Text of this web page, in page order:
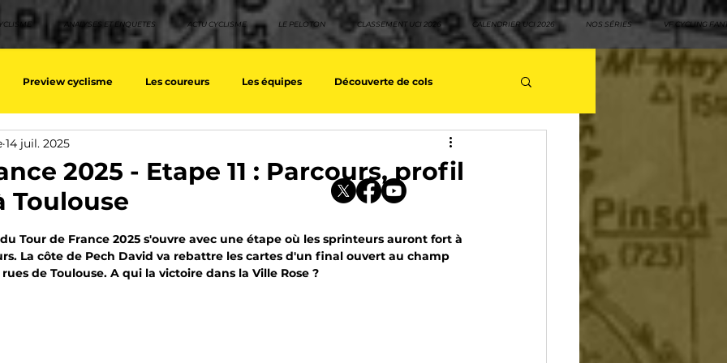
ANALYSES ET ENQUETES ACTU CYCLISME LE PELOTON CLASSEMENT UCI 2026 CALENDRIER UCI 2026 NOS SÉRIES VF CYCLING
Preview cyclisme Les coureurs Les équipes Découverte de cols
Les Tuto cyclisme Nos séries - Coureurs sans GT
équipes Top 10 grimpeurs
/ Tour d'Espagne Rétro Quizz EpopeeVF
2025 - Etape 11 : Parcours, profil
Toulouse
14 juil. 2025
5.
Tour de France 2025 s'ouvre avec une étape où les sprinteurs auront fort à
La côte de Pech David va rebattre les cartes d'un final ouvert au champ
de Toulouse. A qui la victoire dans la Ville Rose ?